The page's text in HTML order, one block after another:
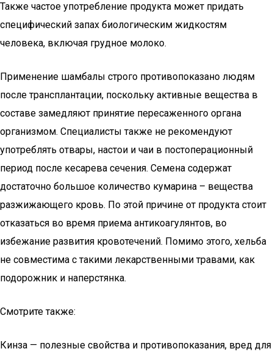
Также частое употребление продукта может придать
специфический запах биологическим жидкостям
человека, включая грудное молоко.
Применение шамбалы строго противопоказано людям
после трансплантации, поскольку активные вещества в
составе замедляют принятие пересаженного органа
организмом. Специалисты также не рекомендуют
употреблять отвары, настои и чаи в постоперационный
период после кесарева сечения. Семена содержат
достаточно большое количество кумарина – вещества
разжижающего кровь. По этой причине от продукта стоит
отказаться во время приема антикоагулянтов, во
избежание развития кровотечений. Помимо этого, хельба
не совместима с такими лекарственными травами, как
подорожник и наперстянка.
Смотрите также:
Кинза — полезные свойства и противопоказания, вред для